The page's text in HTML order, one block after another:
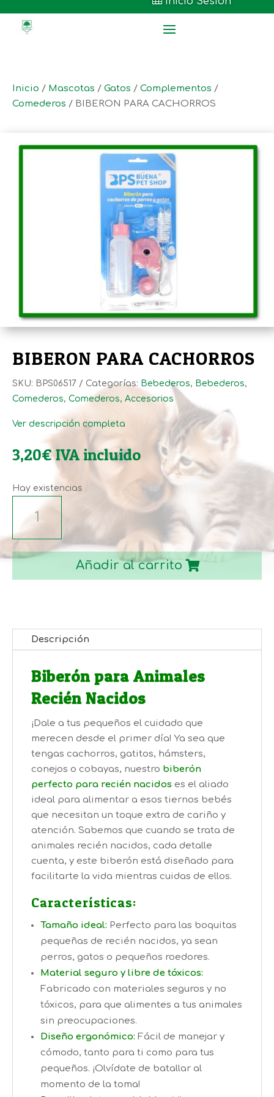
Inicio / Mascotas / Gatos / Complementos /
Comederos / BIBERON PARA CACHORROS
BIBERON PARA CACHORROS
SKU: BPS06517 Categorías: Bebederos, Bebederos,
Comederos, Comederos, Accesorios
Ver descripción completa
3,20€IVA incluido
Hay existencias
BIBERON
PARA
CACHORROS
cantidad
Añadir al carrito
Descripción
Biberón para Animales
Recién Nacidos
¡Dale a tus pequeños el cuidado que
merecen desde el primer día! Ya sea que
tengas cachorros, gatitos, hámsters,
conejos o cobayas, nuestro biberón
perfecto para recién nacidos es el aliado
ideal para alimentar a esos tiernos bebés
que necesitan un toque extra de cariño y
atención. Sabemos que cuando se trata de
animales recién nacidos, cada detalle
cuenta, y este biberón está diseñado para
facilitarte la vida mientras cuidas de ellos.
Características:
Tamaño ideal: Perfecto para las boquitas
pequeñas de recién nacidos, ya sean
perros, gatos o pequeños roedores.
Material seguro y libre de tóxicos:
Fabricado con materiales seguros y no
tóxicos, para que alimentes a tus animales
sin preocupaciones.
Diseño ergonómico: Fácil de manejar y
cómodo, tanto para ti como para tus
pequeños. ¡Olvídate de batallar al
momento de la toma!